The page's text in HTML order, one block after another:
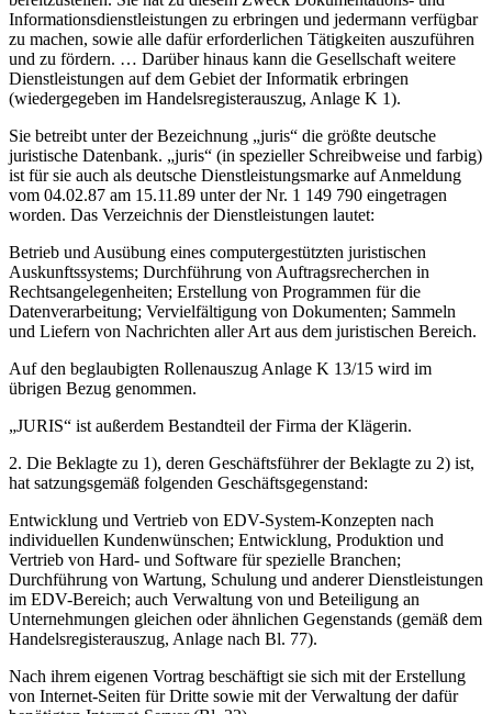
Informationsdienstleistungen zu erbringen und jedermann verfügbar
zu machen, sowie alle dafür erforderlichen Tätigkeiten auszuführen
und zu fördern. … Darüber hinaus kann die Gesellschaft weitere
Dienstleistungen auf dem Gebiet der Informatik erbringen
(wiedergegeben im Handelsregisterauszug, Anlage K 1).
Sie betreibt unter der Bezeichnung „juris“ die größte deutsche
juristische Datenbank. „juris“ (in spezieller Schreibweise und farbig)
ist für sie auch als deutsche Dienstleistungsmarke auf Anmeldung
vom 04.02.87 am 15.11.89 unter der Nr. 1 149 790 eingetragen
worden. Das Verzeichnis der Dienstleistungen lautet:
Betrieb und Ausübung eines computergestützten juristischen
Auskunftssystems; Durchführung von Auftragsrecherchen in
Rechtsangelegenheiten; Erstellung von Programmen für die
Datenverarbeitung; Vervielfältigung von Dokumenten; Sammeln
und Liefern von Nachrichten aller Art aus dem juristischen Bereich.
Auf den beglaubigten Rollenauszug Anlage K 13/15 wird im
übrigen Bezug genommen.
„JURIS“ ist außerdem Bestandteil der Firma der Klägerin.
2. Die Beklagte zu 1), deren Geschäftsführer der Beklagte zu 2) ist,
hat satzungsgemäß folgenden Geschäftsgegenstand:
Entwicklung und Vertrieb von EDV-System-Konzepten nach
individuellen Kundenwünschen; Entwicklung, Produktion und
Vertrieb von Hard- und Software für spezielle Branchen;
Durchführung von Wartung, Schulung und anderer Dienstleistungen
im EDV-Bereich; auch Verwaltung von und Beteiligung an
Unternehmungen gleichen oder ähnlichen Gegenstands (gemäß dem
Handelsregisterauszug, Anlage nach Bl. 77).
Nach ihrem eigenen Vortrag beschäftigt sie sich mit der Erstellung
von Internet-Seiten für Dritte sowie mit der Verwaltung der dafür